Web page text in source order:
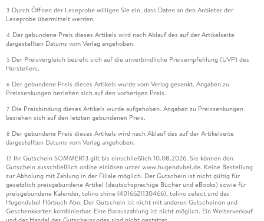
3 Durch Öffnen der Leseprobe willigen Sie ein, dass Daten an den Anbieter der
Leseprobe übermittelt werden.
4 Der gebundene Preis dieses Artikels wird nach Ablauf des auf der Artikelseite
dargestellten Datums vom Verlag angehoben.
5 Der Preisvergleich bezieht sich auf die unverbindliche Preisempfehlung (UVP) des
Herstellers.
6 Der gebundene Preis dieses Artikels wurde vom Verlag gesenkt. Angaben zu
Preissenkungen beziehen sich auf den vorherigen Preis.
7 Die Preisbindung dieses Artikels wurde aufgehoben. Angaben zu Preissenkungen
beziehen sich auf den letzten gebundenen Preis.
8 Der gebundene Preis dieses Artikels wird nach Ablauf des auf der Artikelseite
dargestellten Datums vom Verlag angehoben.
12 Ihr Gutschein SOMMER13 gilt bis einschließlich 10.08.2026. Sie können den
Gutschein ausschließlich online einlösen unter www.hugendubel.de. Keine Bestellung
zur Abholung mit Zahlung in der Filiale möglich. Der Gutschein ist nicht gültig für
gesetzlich preisgebundene Artikel (deutschsprachige Bücher und eBooks) sowie für
preisgebundene Kalender, tolino shine (4016621130466), tolino select und das
Hugendubel Hörbuch Abo. Der Gutschein ist nicht mit anderen Gutscheinen und
Geschenkkarten kombinierbar. Eine Barauszahlung ist nicht möglich. Ein Weiterverkauf